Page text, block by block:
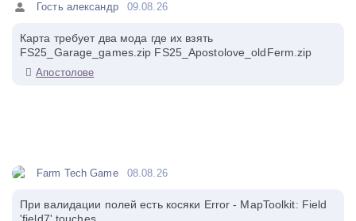
Гость александр 09.08.26
Карта требует два мода где их взять
FS25_Garage_games.zip FS25_Apostolove_oldFerm.zip
Апостолове
Farm Tech Game 08.08.26
При валидации полей есть косяки Error - MapToolkit: Field